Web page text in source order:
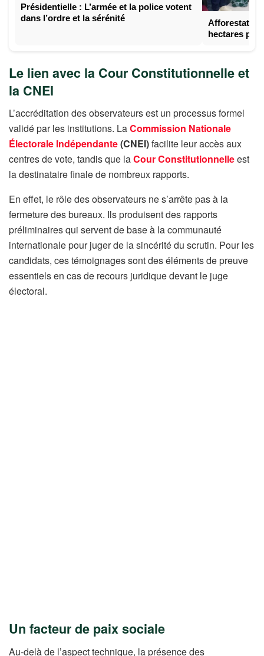
Présidentielle : L’armée et la police votent
dans l’ordre et la sérénité
Afforestation
hectares
Le lien avec la Cour Constitutionnelle et
la CNEI
L’accréditation des observateurs est un processus formel
validé par les institutions. LaCommission Nationale
Électorale Indépendante(CNEI)facilite leur accès aux
centres de vote, tandis que laCour Constitutionnelleest
la destinataire finale de nombreux rapports.
En effet, le rôle des observateurs ne s’arrête pas à la
fermeture des bureaux. Ils produisent des rapports
préliminaires qui servent de base à la communauté
internationale pour juger de la sincérité du scrutin. Pour les
candidats, ces témoignages sont des éléments de preuve
essentiels en cas de recours juridique devant le juge
électoral.
Un facteur de paix sociale
Au-delà de l’aspect technique, la présence des